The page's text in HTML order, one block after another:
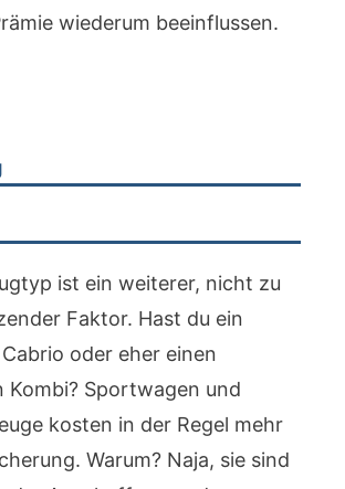
wiederum beeinflussen.
ist ein weiterer, nicht zu
Faktor. Hast du ein
oder eher einen
Kombi? Sportwagen und
kosten in der Regel mehr
Warum? Naja, sie sind